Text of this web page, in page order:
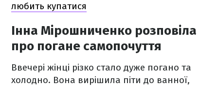
любить купатися
Інна Мірошниченко розповіла
про погане самопочуття
Ввечері жінці різко стало дуже погано та
холодно. Вона вирішила піти до ванної,